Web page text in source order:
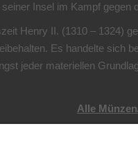
Insel im Kampf
Henry II. (1310 – 1324)
Es handelte sich
jeder materiellen
Alle